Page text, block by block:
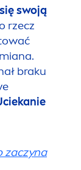
swoją
rzecz
braku
zaczyna